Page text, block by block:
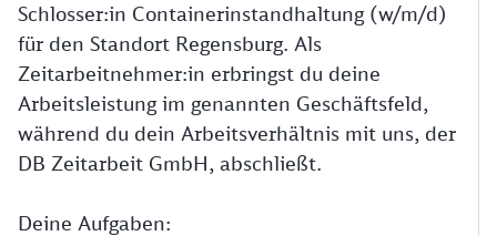
Schlosser:in Containerinstandhaltung (w/m/d)
für den Standort Regensburg. Als
Zeitarbeitnehmer:in erbringst du deine
Arbeitsleistung im genannten Geschäftsfeld,
während du dein Arbeitsverhältnis mit uns, der
DB Zeitarbeit GmbH, abschließt.
Deine Aufgaben: